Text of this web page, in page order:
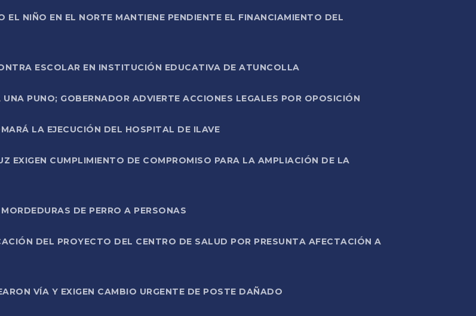
EL NIÑO EN EL NORTE MANTIENE PENDIENTE EL FINANCIAMIENTO DEL
ESCOLAR EN INSTITUCIÓN EDUCATIVA DE ATUNCOLLA
PUNO; GOBERNADOR ADVIERTE ACCIONES LEGALES POR OPOSICIÓN
LA EJECUCIÓN DEL HOSPITAL DE ILAVE
EXIGEN CUMPLIMIENTO DE COMPROMISO PARA LA AMPLIACIÓN DE LA
DE PERRO A PERSONAS
DEL PROYECTO DEL CENTRO DE SALUD POR PRESUNTA AFECTACIÓN A
VÍA Y EXIGEN CAMBIO URGENTE DE POSTE DAÑADO